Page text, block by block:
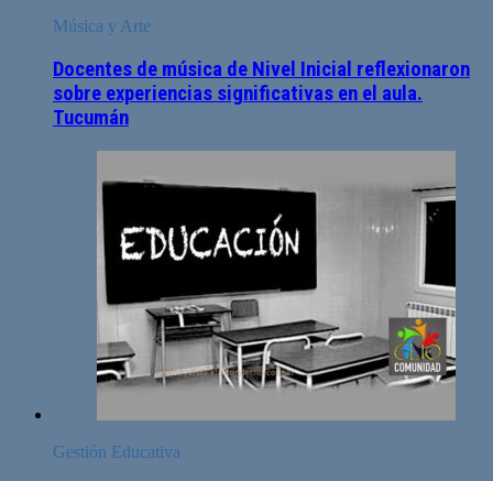
Música y Arte
Docentes de música de Nivel Inicial reflexionaron
sobre experiencias significativas en el aula.
Tucumán
Gestión Educativa